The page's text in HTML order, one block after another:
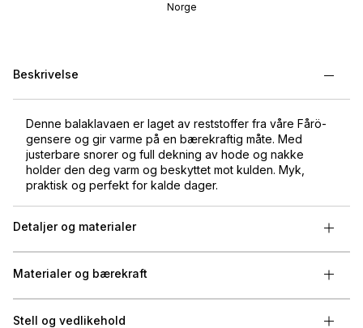
Norge
Beskrivelse
Denne balaklavaen er laget av reststoffer fra våre Fårö-
gensere og gir varme på en bærekraftig måte. Med
justerbare snorer og full dekning av hode og nakke
holder den deg varm og beskyttet mot kulden. Myk,
praktisk og perfekt for kalde dager.
Detaljer og materialer
Materialer og bærekraft
Stell og vedlikehold